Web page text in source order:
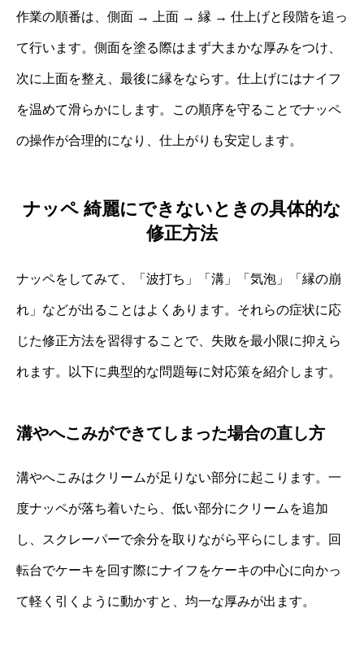
作業の順番は、側面 → 上面 → 縁 → 仕上げと段階を追っ
て行います。側面を塗る際はまず大まかな厚みをつけ、
次に上面を整え、最後に縁をならす。仕上げにはナイフ
を温めて滑らかにします。この順序を守ることでナッペ
の操作が合理的になり、仕上がりも安定します。
ナッペ 綺麗にできないときの具体的な
修正方法
ナッペをしてみて、「波打ち」「溝」「気泡」「縁の崩
れ」などが出ることはよくあります。それらの症状に応
じた修正方法を習得することで、失敗を最小限に抑えら
れます。以下に典型的な問題毎に対応策を紹介します。
溝やへこみができてしまった場合の直し方
溝やへこみはクリームが足りない部分に起こります。一
度ナッペが落ち着いたら、低い部分にクリームを追加
し、スクレーパーで余分を取りながら平らにします。回
転台でケーキを回す際にナイフをケーキの中心に向かっ
て軽く引くように動かすと、均一な厚みが出ます。